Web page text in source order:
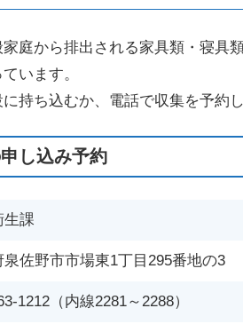
庭から排出される家具類・寝具
います。
持ち込むか、電話で収集を予約し
し込み予約
生課
泉佐野市市場東1丁目295番地の3
1212（内線2281～2288）